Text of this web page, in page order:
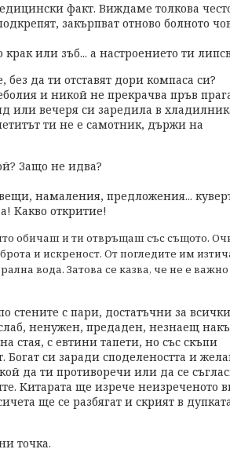
факт. Виждаме толкова
закърпват отново болното
или зъб... а настроението ти
да ти отставят дори компаса си?
и никой не прекрачва пръв
или вечеря си заредила в
ти не е самотник, държи на
Защо не идва?
намаления, предложения...
Какво откритие!
обичаш и ти отвръщаш със същото.
и искреност. От погледите им
вода. Затова се казва, че не е важно
стените с пари, достатъчни за
ненужен, предаден, незнаещ
стая, с евтини тапети, но със скъпи
си заради споделеността и
да ти противоречи или да се
Китарата ще изрече неизреченото
ще се разбягат и скрият в
точка.